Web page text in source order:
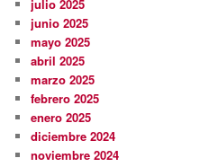
julio 2025
junio 2025
mayo 2025
abril 2025
marzo 2025
febrero 2025
enero 2025
diciembre 2024
noviembre 2024